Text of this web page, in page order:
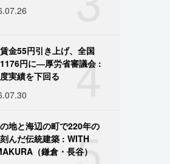
4
金55円引き上げ、全国
円に―厚労省審議会 :
実績を下回る
地と海辺の町で220年の
んだ伝統建築 : WITH
（鎌倉・長谷）